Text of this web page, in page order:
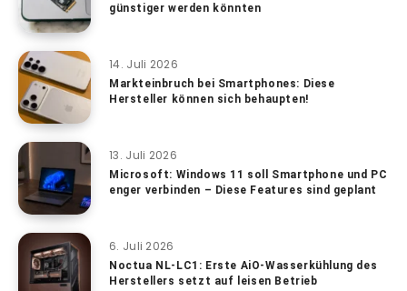
günstiger werden könnten
14. Juli 2026
Markteinbruch bei Smartphones: Diese
Hersteller können sich behaupten!
13. Juli 2026
Microsoft: Windows 11 soll Smartphone und PC
enger verbinden – Diese Features sind geplant
6. Juli 2026
Noctua NL-LC1: Erste AiO-Wasserkühlung des
Herstellers setzt auf leisen Betrieb